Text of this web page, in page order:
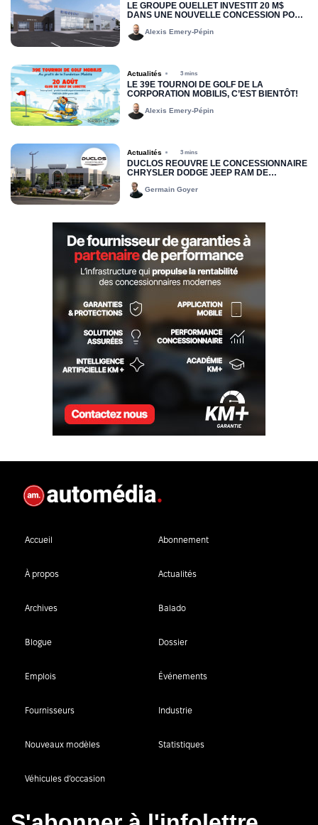
LE GROUPE OUELLET INVESTIT 20 M$
DANS UNE NOUVELLE CONCESSION POUR
RIMOUSKI FORD
Alexis Emery-Pépin
Actualités 3 mins
LE 39E TOURNOI DE GOLF DE LA
CORPORATION MOBILIS, C’EST BIENTÔT!
Alexis Emery-Pépin
Actualités 3 mins
DUCLOS RÉOUVRE LE CONCESSIONNAIRE
CHRYSLER DODGE JEEP RAM DE
DRUMMONDVILLE
Germain Goyer
Accueil Abonnement
À propos Actualités
Archives Balado
Blogue Dossier
Emplois Événements
Fournisseurs Industrie
Nouveaux modèles Statistiques
Véhicules d’occasion